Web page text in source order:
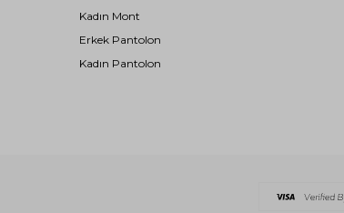
Kadın Mont
Erkek Pantolon
Kadın Pantolon